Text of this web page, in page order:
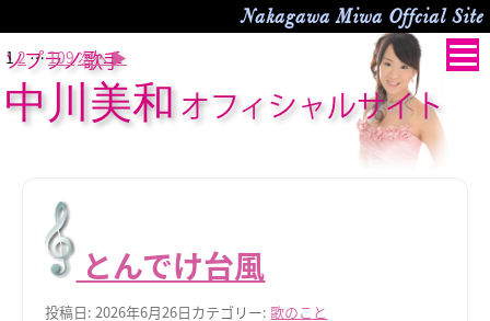
Nakagawa Miwa Offcial Site
ソプラノ歌手
中川美和 オフィシャルサイト
とんでけ台風
投稿日: 2026年6月26日カテゴリー:歌のこと
投
の
1 2 … 109次へ ▶